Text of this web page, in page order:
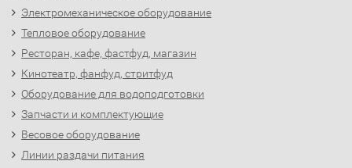
Электромеханическое оборудование
Тепловое оборудование
Ресторан, кафе, фастфуд, магазин
Кинотеатр, фанфуд, стритфуд
Оборудование для водоподготовки
Запчасти и комплектующие
Весовое оборудование
Линии раздачи питания